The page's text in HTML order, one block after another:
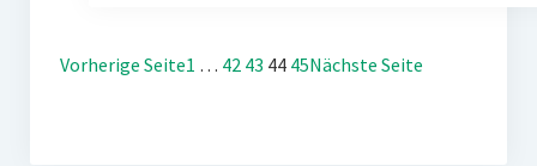
Vorherige Seite1 … 42 43 44 45Nächste Seite